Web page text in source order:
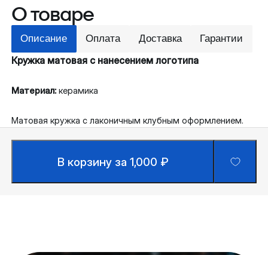
О товаре
Описание Оплата Доставка Гарантии
Кружка матовая с нанесением логотипа
Материал: керамика
Матовая кружка с лаконичным клубным оформлением.
В корзину за 1,000 ₽